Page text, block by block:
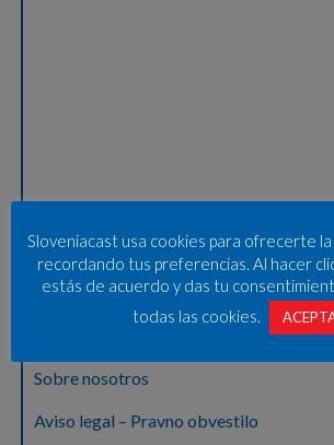
Sobre nosotros
Aviso legal – Pravno obvestilo
Sloveniacast usa cookies para ofrecerte
recordando tus preferencias. Al hacer
estás de acuerdo y das tu
todas las cookies.